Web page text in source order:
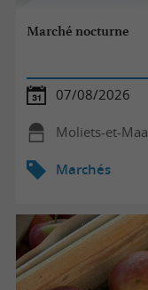
Marché nocturne
07/08/2026
Moliets-et-Maa
Marchés